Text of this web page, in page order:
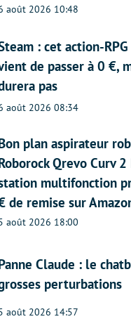
août 2026 10:48
: cet action-
de passer à 0 €,
pas
août 2026 08:34
plan aspirateur
Qrevo Curv
multifonction
de remise sur
août 2026 18:00
Claude : le
perturbations
août 2026 14:57